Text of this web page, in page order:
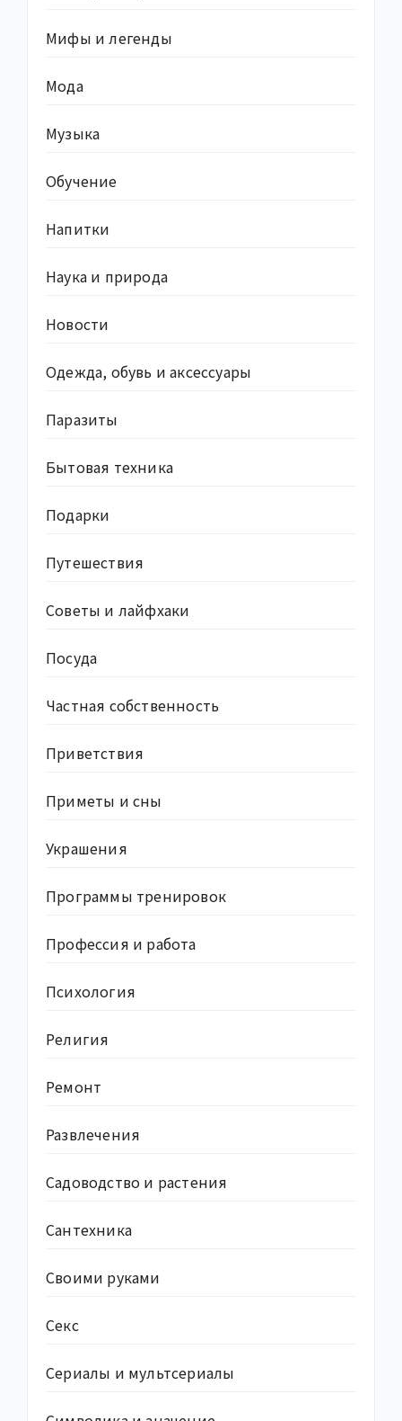
Мифы и легенды
Мода
Музыка
Обучение
Напитки
Наука и природа
Новости
Одежда, обувь и аксессуары
Паразиты
Бытовая техника
Подарки
Путешествия
Советы и лайфхаки
Посуда
Частная собственность
Приветствия
Приметы и сны
Украшения
Программы тренировок
Профессия и работа
Психология
Религия
Ремонт
Развлечения
Садоводство и растения
Сантехника
Своими руками
Секс
Сериалы и мультсериалы